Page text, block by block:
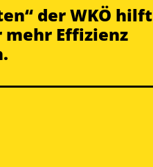
der WKÖ hilft
mehr Effizienz